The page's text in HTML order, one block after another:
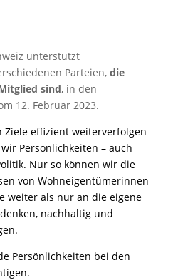
unterstützt
Parteien, die
sind, in den
12. Februar 2023.
Ziele effizient weiterverfolgen
Persönlichkeiten – auch
Nur so können wir die
von Wohneigentü­merinnen
weiter als nur an die eigene
nachhaltig und
Persönlichkeiten bei den